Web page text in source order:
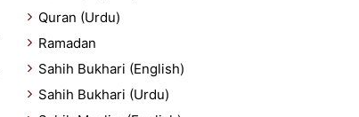
Quran (Urdu)
Ramadan
Sahih Bukhari (English)
Sahih Bukhari (Urdu)